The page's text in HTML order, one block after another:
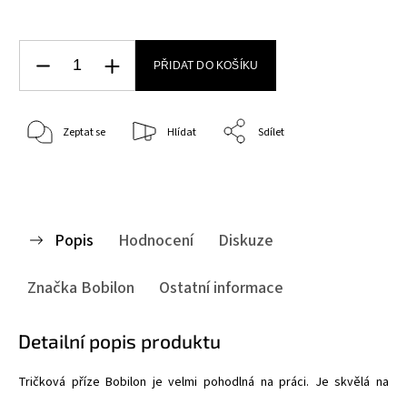
PŘIDAT DO KOŠÍKU
Zeptat se Hlídat Sdílet
Popis Hodnocení
Diskuze
Značka Bobilon Ostatní informace
Detailní popis produktu
Tričková příze Bobilon je velmi pohodlná na práci. Je skvělá na